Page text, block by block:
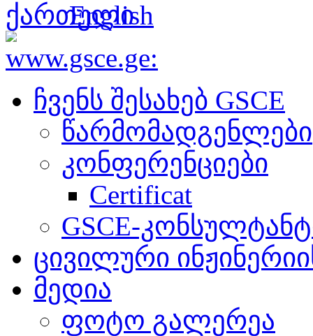
ჩვენს შესახებ GSCE
წარმომადგენლები
კონფერენციები
Certificat
GSCE-
ცივილური
მედია
ფოტო გალერეა